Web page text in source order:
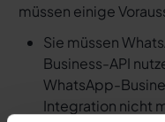
müssen einige
Sie müssen
Business-API
WhatsApp-
Integration nicht